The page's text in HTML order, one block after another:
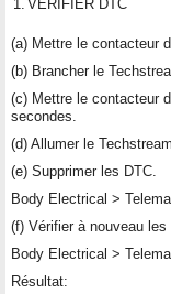
1. VERIFIER DTC
(a) Mettre le contacteur
(b) Brancher le
(c) Mettre le contacteur
secondes.
(d) Allumer le
(e) Supprimer les DTC.
Body Electrical >
(f) Vérifier à nouveau les
Body Electrical >
Résultat: